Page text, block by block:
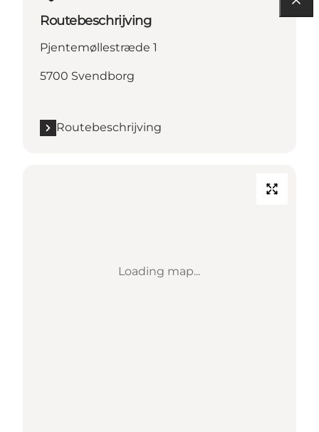
Routebeschrijving
Pjentemøllestræde 1
5700 Svendborg
Routebeschrijving
Loading map...